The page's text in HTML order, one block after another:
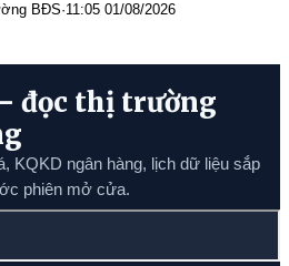
BĐS·11:05 01/08/2026
đọc thị trường
KQKD ngân hàng, lịch dữ liệu sắp
phiên mở cửa.